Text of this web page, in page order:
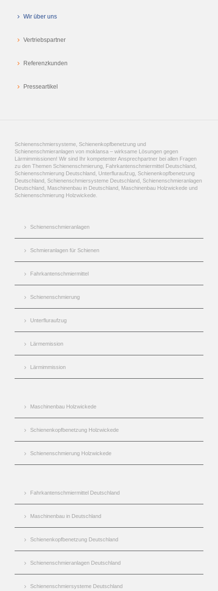
Wir über uns
Vertriebspartner
Referenzkunden
Presseartikel
Schienenschmiersysteme, Schienenkopfbenetzung und
Schienenschmieranlagen von moklansa – wirksame Lösungen gegen
Lärmimmissionen! Wir sind Ihr kompetenter Ansprechpartner bei allen Fragen
zu den Themen Schienenschmierung, Fahrkantenschmiermittel Deutschland,
Schienenschmierung Deutschland, Unterfluraufzug, Schienenkopfbenetzung
Deutschland, Schienenschmiersysteme Deutschland, Schienenschmieranlagen
Deutschland, Maschinenbau in Deutschland, Maschinenbau Holzwickede und
Schienenschmierung Holzwickede.
Schienenschmieranlagen
Schmieranlagen für Schienen
Fahrkantenschmiermittel
Schienenschmierung
Unterfluraufzug
Lärmemission
Lärmimmission
Maschinenbau Holzwickede
Schienenkopfbenetzung Holzwickede
Schienenschmierung Holzwickede
Fahrkantenschmiermittel Deutschland
Maschinenbau in Deutschland
Schienenkopfbenetzung Deutschland
Schienenschmieranlagen Deutschland
Schienenschmiersysteme Deutschland